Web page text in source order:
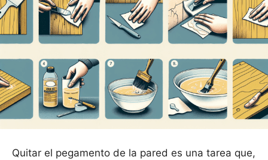
Quitar el pegamento de la pared es una tarea que,